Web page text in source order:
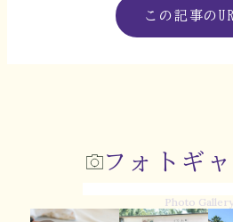
この記事の
フォトギ
Photo Gallery